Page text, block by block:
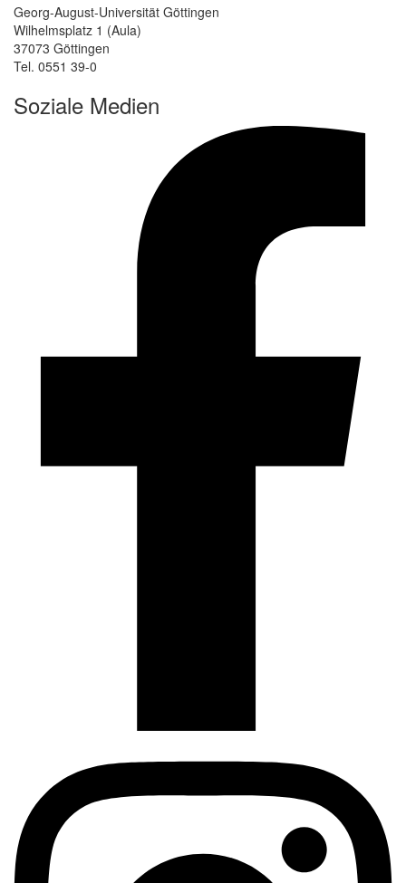
Georg-August-Universität Göttingen
Wilhelmsplatz 1 (Aula)
37073 Göttingen
Tel. 0551 39-0
Soziale Medien